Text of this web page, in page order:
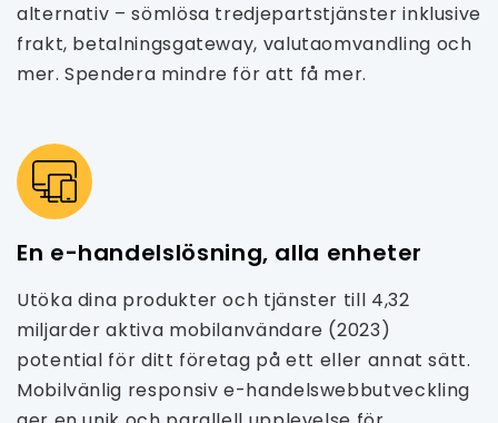
alternativ – sömlösa tredjepartstjänster inklusive
frakt, betalningsgateway, valutaomvandling och
mer. Spendera mindre för att få mer.
En e-handelslösning, alla enheter
Utöka dina produkter och tjänster till 4,32
miljarder aktiva mobilanvändare (2023)
potential för ditt företag på ett eller annat sätt.
Mobilvänlig responsiv e-handelswebbutveckling